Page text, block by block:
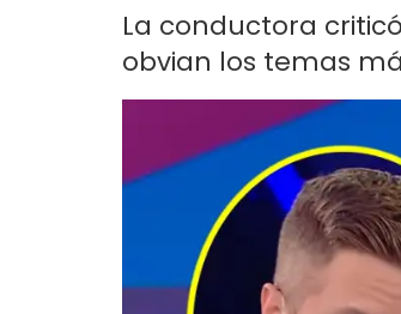
La conductora
obvian los temas